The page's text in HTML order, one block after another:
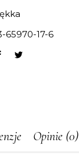
65970-17-6
Opinie (0)